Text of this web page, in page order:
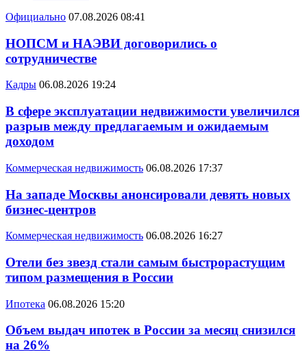
Официально 07.08.2026 08:41
НОПСМ и НАЭВИ договорились о
сотрудничестве
Кадры 06.08.2026 19:24
В сфере эксплуатации недвижимости увеличился
разрыв между предлагаемым и ожидаемым
доходом
Коммерческая недвижимость 06.08.2026 17:37
На западе Москвы анонсировали девять новых
бизнес-центров
Коммерческая недвижимость 06.08.2026 16:27
Отели без звезд стали самым быстрорастущим
типом размещения в России
Ипотека 06.08.2026 15:20
Объем выдач ипотек в России за месяц снизился
на 26%